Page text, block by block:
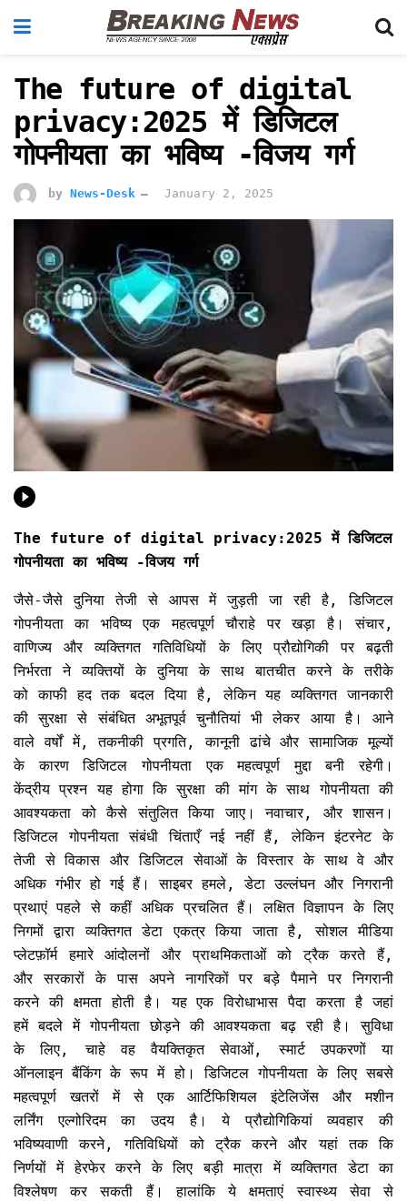
The future of digital
privacy:2025 में डिजिटल
गोपनीयता का भविष्य -विजय गर्ग
by News-Desk January 2, 2025
The future of digital privacy:2025 में डिजिटल
गोपनीयता का भविष्य -विजय गर्ग
जैसे-जैसे दुनिया तेजी से आपस में जुड़ती जा रही है, डिजिटल
गोपनीयता का भविष्य एक महत्वपूर्ण चौराहे पर खड़ा है। संचार,
वाणिज्य और व्यक्तिगत गतिविधियों के लिए प्रौद्योगिकी पर बढ़ती
निर्भरता ने व्यक्तियों के दुनिया के साथ बातचीत करने के तरीके
को काफी हद तक बदल दिया है, लेकिन यह व्यक्तिगत जानकारी
की सुरक्षा से संबंधित अभूतपूर्व चुनौतियां भी लेकर आया है। आने
वाले वर्षों में, तकनीकी प्रगति, कानूनी ढांचे और सामाजिक मूल्यों
के कारण डिजिटल गोपनीयता एक महत्वपूर्ण मुद्दा बनी रहेगी।
केंद्रीय प्रश्न यह होगा कि सुरक्षा की मांग के साथ गोपनीयता की
आवश्यकता को कैसे संतुलित किया जाए। नवाचार, और शासन।
डिजिटल गोपनीयता संबंधी चिंताएँ नई नहीं हैं, लेकिन इंटरनेट के
तेजी से विकास और डिजिटल सेवाओं के विस्तार के साथ वे और
अधिक गंभीर हो गई हैं। साइबर हमले, डेटा उल्लंघन और निगरानी
प्रथाएं पहले से कहीं अधिक प्रचलित हैं। लक्षित विज्ञापन के लिए
निगमों द्वारा व्यक्तिगत डेटा एकत्र किया जाता है, सोशल मीडिया
प्लेटफ़ॉर्म हमारे आंदोलनों और प्राथमिकताओं को ट्रैक करते हैं,
और सरकारों के पास अपने नागरिकों पर बड़े पैमाने पर निगरानी
करने की क्षमता होती है। यह एक विरोधाभास पैदा करता है जहां
हमें बदले में गोपनीयता छोड़ने की आवश्यकता बढ़ रही है। सुविधा
के लिए, चाहे वह वैयक्तिकृत सेवाओं, स्मार्ट उपकरणों या
ऑनलाइन बैंकिंग के रूप में हो। डिजिटल गोपनीयता के लिए सबसे
महत्वपूर्ण खतरों में से एक आर्टिफिशियल इंटेलिजेंस और मशीन
लर्निंग एल्गोरिदम का उदय है। ये प्रौद्योगिकियां व्यवहार की
भविष्यवाणी करने, गतिविधियों को ट्रैक करने और यहां तक ​​कि
निर्णयों में हेरफेर करने के लिए बड़ी मात्रा में व्यक्तिगत डेटा का
विश्लेषण कर सकती हैं। हालांकि ये क्षमताएं स्वास्थ्य सेवा से